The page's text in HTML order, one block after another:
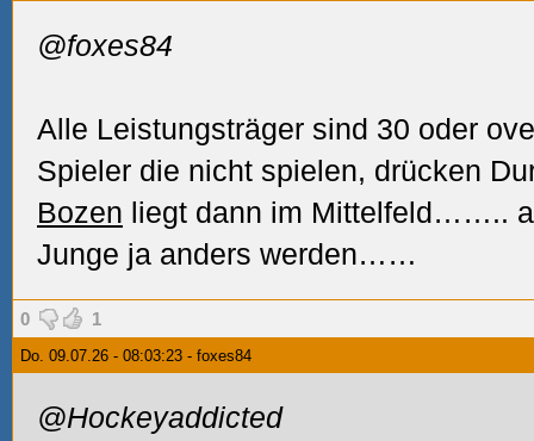
@foxes84
Alle Leistungsträger sind 30 oder
Spieler die nicht spielen, drücken
Bozen liegt dann im Mittelfeld……..
Junge ja anders werden……
0 1
Do. 09.07.26 - 08:03:23 - foxes84
@Hockeyaddicted